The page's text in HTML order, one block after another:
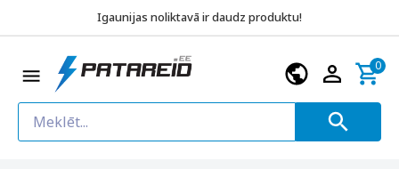
Igaunijas noliktavā ir daudz produktu!
0